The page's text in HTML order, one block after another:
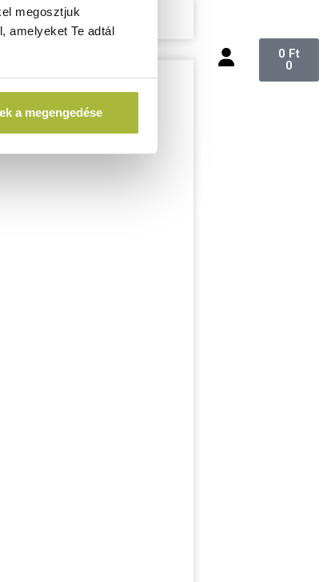
megosztjuk
amelyeket Te adtál
a megengedése
0 Ft
0